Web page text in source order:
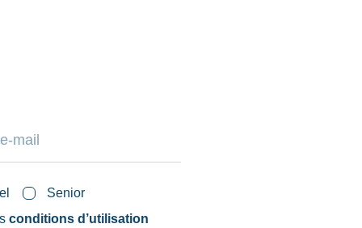
Senior
conditions d’utilisation